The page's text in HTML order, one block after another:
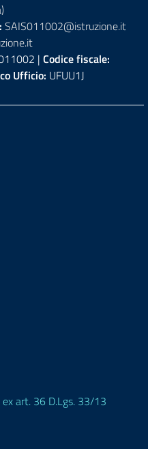
SAIS011002@istruzione.it
| Codice fiscale:
Ufficio: UFUU1J
art. 36 D.Lgs. 33/13